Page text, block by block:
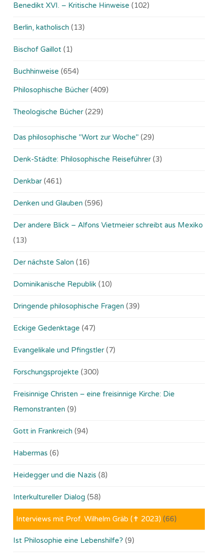
Benedikt XVI. – Kritische Hinweise (102)
Berlin, katholisch (13)
Bischof Gaillot (1)
Buchhinweise (654)
Philosophische Bücher (409)
Theologische Bücher (229)
Das philosophische "Wort zur Woche" (29)
Denk-Städte: Philosophische Reiseführer (3)
Denkbar (461)
Denken und Glauben (596)
Der andere Blick – Alfons Vietmeier schreibt aus Mexiko
(13)
Der nächste Salon (16)
Dominikanische Republik (10)
Dringende philosophische Fragen (39)
Eckige Gedenktage (47)
Evangelikale und Pfingstler (7)
Forschungsprojekte (300)
Freisinnige Christen – eine freisinnige Kirche: Die
Remonstranten (9)
Gott in Frankreich (94)
Habermas (6)
Heidegger und die Nazis (8)
Interkultureller Dialog (58)
Interviews mit Prof. Wilhelm Gräb (✝ 2023) (66)
Ist Philosophie eine Lebenshilfe? (9)